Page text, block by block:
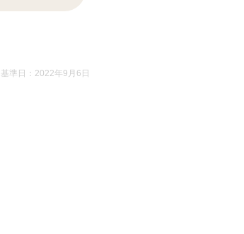
基準日：2022年9月6日